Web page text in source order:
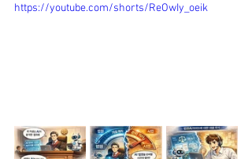
https://youtube.com/shorts/ReOwIy_oeik